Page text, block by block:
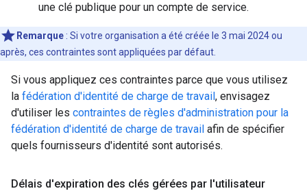
une clé publique pour un compte de service.
Remarque : Si votre organisation a été créée le 3 mai 2024 ou
après, ces contraintes sont appliquées par défaut.
Si vous appliquez ces contraintes parce que vous utilisez
la fédération d'identité de charge de travail, envisagez
d'utiliser les contraintes de règles d'administration pour la
fédération d'identité de charge de travail afin de spécifier
quels fournisseurs d'identité sont autorisés.
Délais d'expiration des clés gérées par l'utilisateur